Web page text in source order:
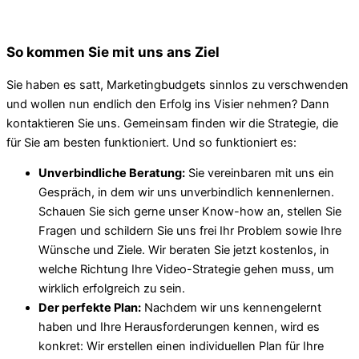
So kommen Sie mit uns ans Ziel
Sie haben es satt, Marketingbudgets sinnlos zu verschwenden
und wollen nun endlich den Erfolg ins Visier nehmen? Dann
kontaktieren Sie uns. Gemeinsam finden wir die Strategie, die
für Sie am besten funktioniert. Und so funktioniert es:
Unverbindliche Beratung: Sie vereinbaren mit uns ein
Gespräch, in dem wir uns unverbindlich kennenlernen.
Schauen Sie sich gerne unser Know-how an, stellen Sie
Fragen und schildern Sie uns frei Ihr Problem sowie Ihre
Wünsche und Ziele. Wir beraten Sie jetzt kostenlos, in
welche Richtung Ihre Video-Strategie gehen muss, um
wirklich erfolgreich zu sein.
Der perfekte Plan: Nachdem wir uns kennengelernt
haben und Ihre Herausforderungen kennen, wird es
konkret: Wir erstellen einen individuellen Plan für Ihre